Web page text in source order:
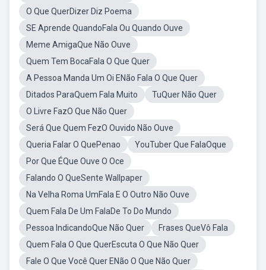
O Que QuerDizer Diz Poema
SE Aprende QuandoFala Ou Quando Ouve
Meme AmigaQue Não Ouve
Quem Tem BocaFala O Que Quer
A Pessoa Manda Um Oi ENão Fala O Que Quer
Ditados ParaQuem Fala Muito
TuQuer Não Quer
O Livre FazO Que Não Quer
Será Que Quem FezO Ouvido Não Ouve
Queria Falar O QuePenao
YouTuber Que FalaOque
Por Que ÉQue Ouve O Oce
Falando O QueSente Wallpaper
Na Velha Roma UmFala E O Outro Não Ouve
Quem Fala De Um FalaDe To Do Mundo
Pessoa IndicandoQue Não Quer
Frases QueVô Fala
Quem Fala O Que QuerEscuta O Que Não Quer
Fale O Que Você Quer ENão O Que Não Quer